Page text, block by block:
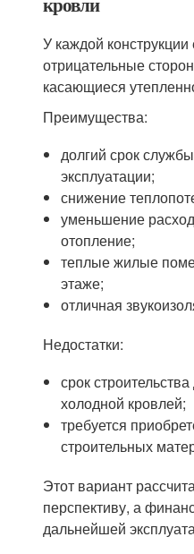
У каждой
отрицательные
касающиеся
Преимущества:
долгий срок
эксплуатации;
снижение
уменьшение
отопление;
теплые жилые
этаже;
отличная
Недостатки:
срок
холодной кровлей;
требуется
строительных
Этот вариант
перспективу, а
дальнейшей